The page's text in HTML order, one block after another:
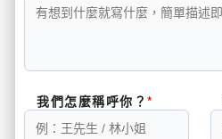
我們怎麼稱呼你？